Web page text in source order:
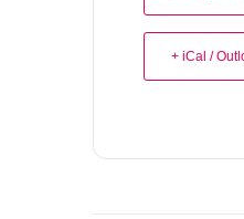
+ iCal /